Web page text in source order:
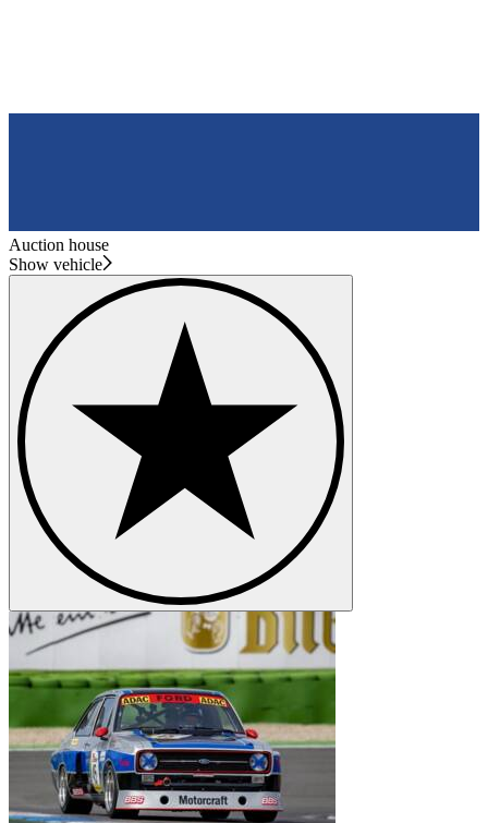
Auction house
Show vehicle